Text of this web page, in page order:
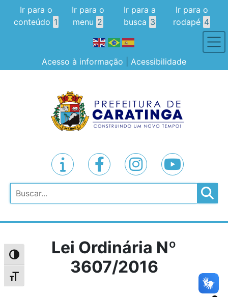
Alternar alto contraste
Alternar tamanho da fonte
Ir para o
conteúdo 1
Ir para o
menu 2
Ir para a
busca 3
Ir para o
rodapé 4
Acesso à informação Acessibilidade
Pesquisar
Lei Ordinária Nº
3607/2016